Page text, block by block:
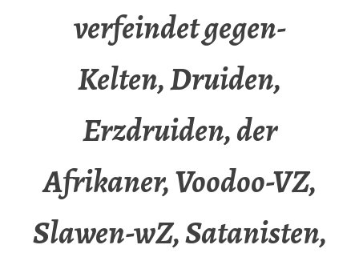
verfeindet gegen-
Kelten, Druiden,
Erzdruiden, der
Afrikaner, Voodoo-VZ,
Slawen-wZ, Satanisten,